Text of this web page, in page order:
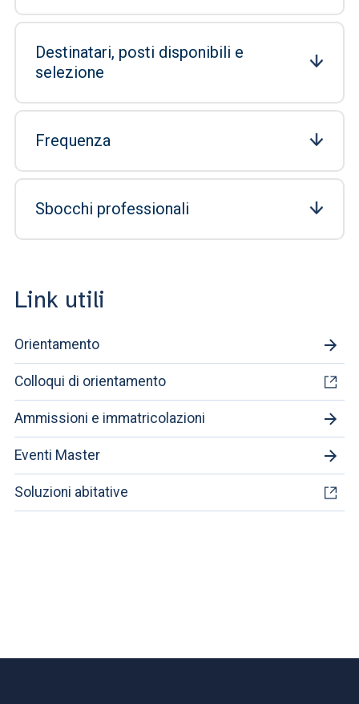
Destinatari, posti disponibili e
selezione
Frequenza
Sbocchi professionali
Link utili
Orientamento
Colloqui di orientamento
Ammissioni e immatricolazioni
Eventi Master
Soluzioni abitative